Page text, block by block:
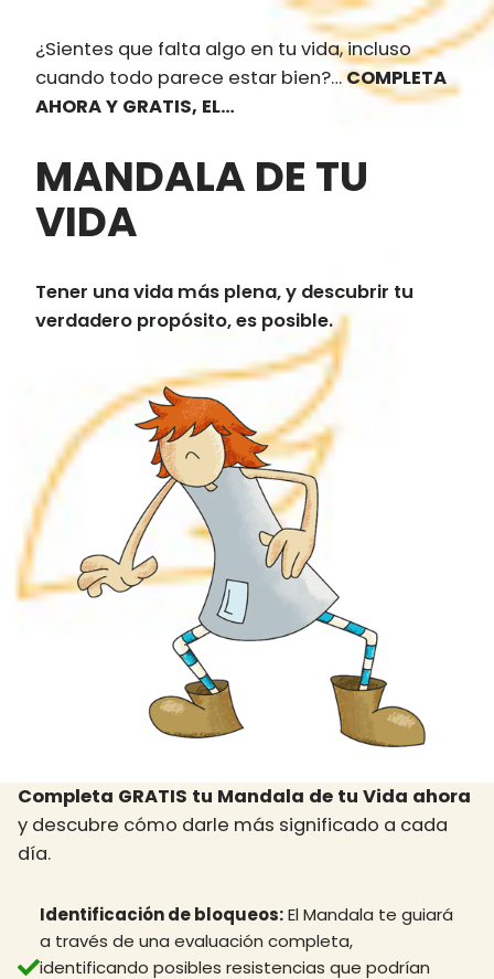
Saltar
contenido
¿Sientes que falta algo en tu vida, incluso
cuando todo parece estar bien?…COMPLETA
AHORA Y GRATIS, EL…
MANDALA DE TU
VIDA
Tener una vida más plena, y descubrir tu
verdadero propósito, es posible.
Completa GRATIS tu Mandala de tu Vida ahora
y descubre cómo darle más significado a cada
día.
Identificación debloqueos:El Mandala te guiará
a través de una evaluación completa,
identificando posibles resistencias que podrían